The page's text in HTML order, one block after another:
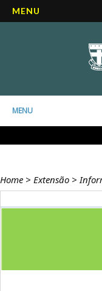
MENU
MENU
Home > Extensão >